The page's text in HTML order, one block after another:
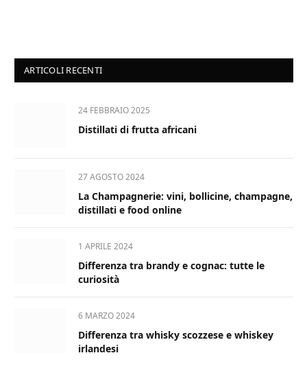
ARTICOLI RECENTI
24 FEBBRAIO 2025
Distillati di frutta africani
27 AGOSTO 2024
La Champagnerie: vini, bollicine, champagne,
distillati e food online
1 APRILE 2024
Differenza tra brandy e cognac: tutte le
curiosità
6 MARZO 2024
Differenza tra whisky scozzese e whiskey
irlandesi